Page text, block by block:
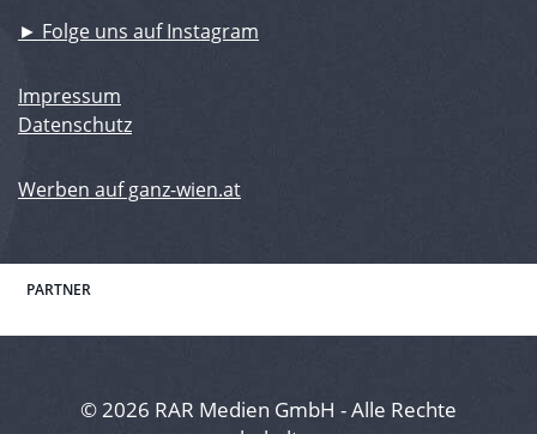
► Folge uns auf Instagram
Impressum
Datenschutz
Werben auf ganz-wien.at
PARTNER
© 2026 RAR Medien GmbH - Alle Rechte